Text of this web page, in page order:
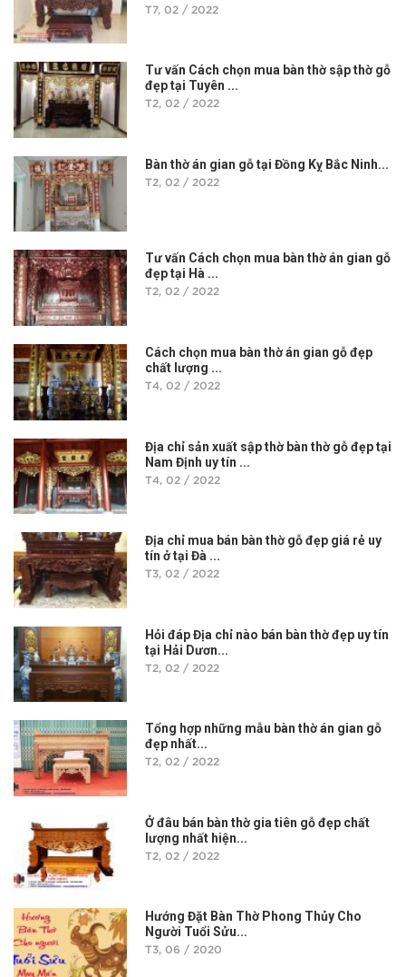
T7, 02 / 2022
Tư vấn Cách chọn mua bàn thờ sập thờ gỗ
đẹp tại Tuyên ...
T2, 02 / 2022
Bàn thờ án gian gỗ tại Đồng Kỵ Bắc Ninh...
T2, 02 / 2022
Tư vấn Cách chọn mua bàn thờ án gian gỗ
đẹp tại Hà ...
T2, 02 / 2022
Cách chọn mua bàn thờ án gian gỗ đẹp
chất lượng ...
T4, 02 / 2022
Địa chỉ sản xuất sập thờ bàn thờ gỗ đẹp tại
Nam Định uy tín ...
T4, 02 / 2022
Địa chỉ mua bán bàn thờ gỗ đẹp giá rẻ uy
tín ở tại Đà ...
T3, 02 / 2022
Hỏi đáp Địa chỉ nào bán bàn thờ đẹp uy tín
tại Hải Dươn...
T2, 02 / 2022
Tổng hợp những mẫu bàn thờ án gian gỗ
đẹp nhất...
T2, 02 / 2022
Ở đâu bán bàn thờ gia tiên gỗ đẹp chất
lượng nhất hiện...
T2, 02 / 2022
Hướng Đặt Bàn Thờ Phong Thủy Cho
Người Tuổi Sửu...
T3, 06 / 2020